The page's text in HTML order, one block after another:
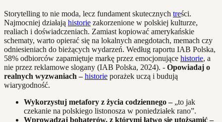
Storytelling to nie moda, lecz fundament skutecznych treści.
Najmocniej działają historie zakorzenione w polskiej kulturze,
realiach i doświadczeniach. Zamiast kopiować amerykańskie
schematy, warto opierać się na lokalnych anegdotach, memach czy
odniesieniach do bieżących wydarzeń. Według raportu IAB Polska,
58% odbiorców zapamiętuje markę przez emocjonujące historie, a
nie przez reklamowe slogany (IAB Polska, 2024). - Opowiadaj o
realnych wyzwaniach – historie porażek uczą i budują
wiarygodność.
Wykorzystuj metafory z życia codziennego –„to jak
czekanie na polskiego listonosza w poniedziałek rano”.
Wprowadzaj bohaterów, z którymi łatwo się utożsamić –